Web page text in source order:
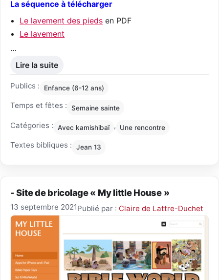
La séquence à télécharger
Le lavement des pieds en PDF
Le lavement
…
Lire la suite
Publics : Enfance (6-12 ans)
Temps et fêtes : Semaine sainte
Catégories : Avec kamishibaï , Une rencontre
Textes bibliques : Jean 13
- Site de bricolage « My little House »
13 septembre 2021Publié par : Claire de Lattre-Duchet